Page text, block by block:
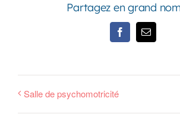
Partagez en grand
FacebookEmail
Salle de psychomotricité